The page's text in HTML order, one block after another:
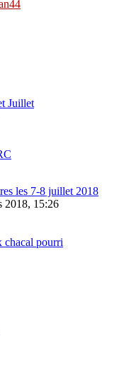
Juillet
les 7-8 juillet 2018
2018, 15:26
chacal pourri